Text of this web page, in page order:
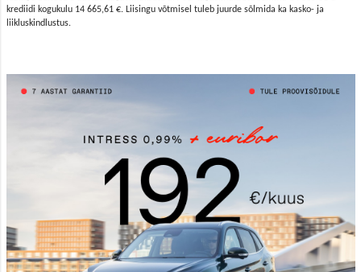
krediidi kogukulu 14 665,61 €. Liisingu võtmisel tuleb juurde sõlmida ka kasko- ja
liikluskindlustus.